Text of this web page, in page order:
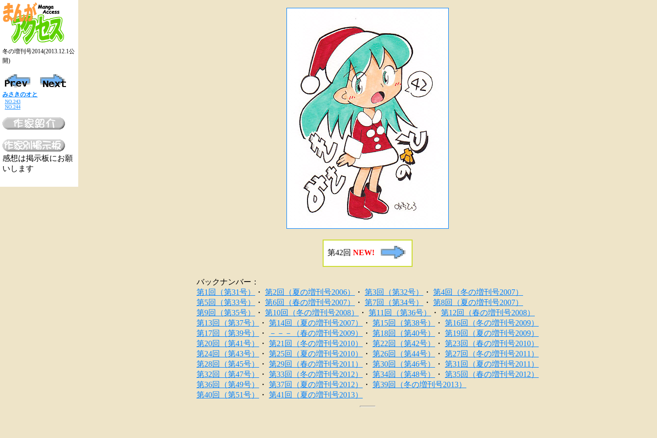
冬の増刊号2014(2013.12.1公
開)
みさきのオと
NO.243
NO.244
感想は掲示板にお願
いします
第42回 NEW!
バックナンバー：
第1回（第31号）
・ 第2回（夏の増刊号2006） ・ 第3回（第32号） ・ 第4回（冬の増刊号2007）
第5回（第33号）
・ 第6回（春の増刊号2007） ・ 第7回（第34号） ・ 第8回（夏の増刊号2007）
第9回（第35号）
・ 第10回（冬の増刊号2008） ・ 第11回（第36号） ・ 第12回（春の増刊号2008）
第13回（第37号）
・ 第14回（夏の増刊号2007） ・ 第15回（第38号） ・ 第16回（冬の増刊号2009）
第17回（第39号）
・ －－－（春の増刊号2009） ・ 第18回（第40号） ・ 第19回（夏の増刊号2009）
第20回（第41号）
・ 第21回（冬の増刊号2010） ・ 第22回（第42号） ・ 第23回（春の増刊号2010）
第24回（第43号）
・ 第25回（夏の増刊号2010） ・ 第26回（第44号） ・ 第27回（冬の増刊号2011）
第28回（第45号）
・ 第29回（春の増刊号2011） ・ 第30回（第46号） ・ 第31回（夏の増刊号2011）
第32回（第47号）
・ 第33回（冬の増刊号2012） ・ 第34回（第48号） ・ 第35回（春の増刊号2012）
第36回（第49号）
・ 第37回（夏の増刊号2012） ・ 第39回（冬の増刊号2013）
第40回（第51号）
・ 第41回（夏の増刊号2013）